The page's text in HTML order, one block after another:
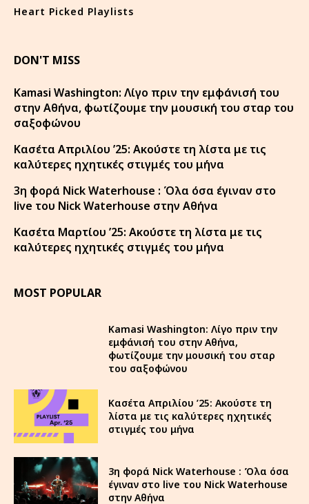
Heart Picked Playlists
DON'T MISS
Kamasi Washington: Λίγο πριν την εμφάνισή του
στην Αθήνα, φωτίζουμε την μουσική του σταρ του
σαξοφώνου
Κασέτα Απριλίου ’25: Ακούστε τη λίστα με τις
καλύτερες ηχητικές στιγμές του μήνα
3η φορά Nick Waterhouse : Όλα όσα έγιναν στο
live του Nick Waterhouse στην Αθήνα
Κασέτα Μαρτίου ’25: Ακούστε τη λίστα με τις
καλύτερες ηχητικές στιγμές του μήνα
MOST POPULAR
Kamasi Washington: Λίγο πριν την
εμφάνισή του στην Αθήνα,
φωτίζουμε την μουσική του σταρ
του σαξοφώνου
Κασέτα Απριλίου ’25: Ακούστε τη
λίστα με τις καλύτερες ηχητικές
στιγμές του μήνα
3η φορά Nick Waterhouse : Όλα όσα
έγιναν στο live του Nick Waterhouse
στην Αθήνα